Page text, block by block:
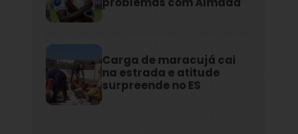
Carga de maracujá cai
na estrada e atitude
surpreende no ES